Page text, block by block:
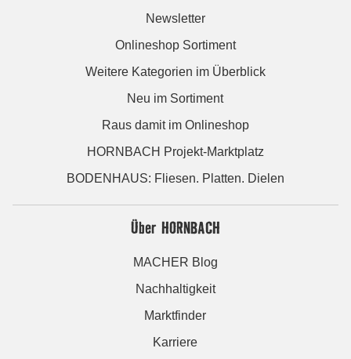
Newsletter
Onlineshop Sortiment
Weitere Kategorien im Überblick
Neu im Sortiment
Raus damit im Onlineshop
HORNBACH Projekt-Marktplatz
BODENHAUS: Fliesen. Platten. Dielen
Über HORNBACH
MACHER Blog
Nachhaltigkeit
Marktfinder
Karriere